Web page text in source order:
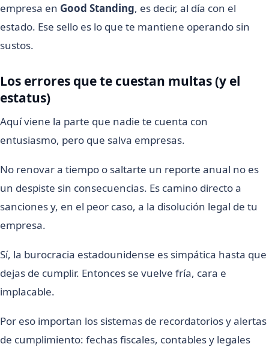
empresa en Good Standing, es decir, al día con el
estado. Ese sello es lo que te mantiene operando sin
sustos.
Los errores que te cuestan multas (y el
estatus)
Aquí viene la parte que nadie te cuenta con
entusiasmo, pero que salva empresas.
No renovar a tiempo o saltarte un reporte anual no es
un despiste sin consecuencias. Es camino directo a
sanciones y, en el peor caso, a la disolución legal de tu
empresa.
Sí, la burocracia estadounidense es simpática hasta que
dejas de cumplir. Entonces se vuelve fría, cara e
implacable.
Por eso importan los sistemas de recordatorios y alertas
de cumplimiento: fechas fiscales, contables y legales